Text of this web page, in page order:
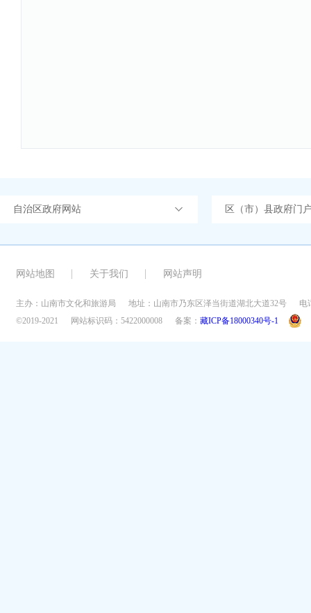
自治区政府网站 区（市）县政府门
网站地图 关于我们 网站声明
主办：山南市文化和旅游局 地址：山南市乃东区泽当街道湖北大道32号
电
©2019-2021
网站标识码：5422000008 备案： 藏ICP备18000340号-1